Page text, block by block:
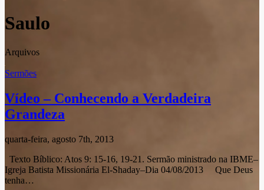
Saulo
Arquivos
Sermões
Vídeo – Conhecendo a Verdadeira
Grandeza
quarta-feira, agosto 7th, 2013
Texto Bíblico: Atos 9: 15-16, 19-21. Sermão ministrado na IBME–
Igreja Batista Missionária El-Shaday–Dia 04/08/2013 Que Deus
tenha…